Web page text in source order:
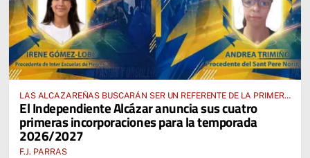
LAS ALCAZAREÑAS BUSCARÁN SER UN REFERENTE DE LA PRIMERA
AUTONÓMICA PREFERENTE FEMENINA
El Independiente Alcázar anuncia sus cuatro
primeras incorporaciones para la temporada
2026/2027
F.J. PARRAS